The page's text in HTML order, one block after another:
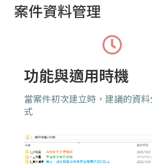
案件資料管理
功能與適用時機
當案件初次建立時，建議的資
式